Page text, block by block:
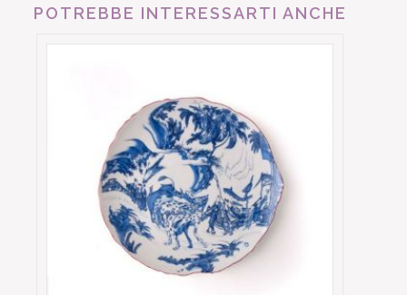
POTREBBE INTERESSARTI ANCHE